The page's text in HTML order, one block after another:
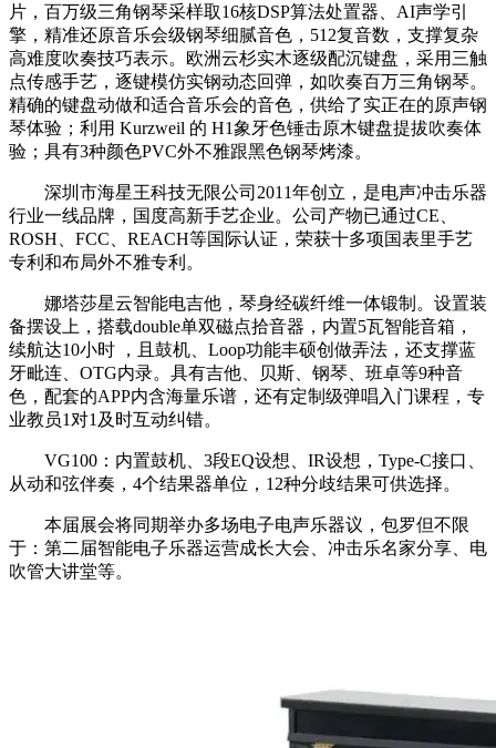
片，百万级三角钢琴采样取16核DSP算法处置器、AI声学引
擎，精准还原音乐会级钢琴细腻音色，512复音数，支撑复杂
高难度吹奏技巧表示。欧洲云杉实木逐级配沉键盘，采用三触
点传感手艺，逐键模仿实钢动态回弹，如吹奏百万三角钢琴。
精确的键盘动做和适合音乐会的音色，供给了实正在的原声钢
琴体验；利用 Kurzweil 的 H1象牙色锤击原木键盘提拔吹奏体
验；具有3种颜色PVC外不雅跟黑色钢琴烤漆。
深圳市海星王科技无限公司2011年创立，是电声冲击乐器
行业一线品牌，国度高新手艺企业。公司产物已通过CE、
ROSH、FCC、REACH等国际认证，荣获十多项国表里手艺
专利和布局外不雅专利。
娜塔莎星云智能电吉他，琴身经碳纤维一体锻制。设置装
备摆设上，搭载double单双磁点拾音器，内置5瓦智能音箱，
续航达10小时 ，且鼓机、Loop功能丰硕创做弄法，还支撑蓝
牙毗连、OTG内录。具有吉他、贝斯、钢琴、班卓等9种音
色，配套的APP内含海量乐谱，还有定制级弹唱入门课程，专
业教员1对1及时互动纠错。
VG100：内置鼓机、3段EQ设想、IR设想，Type-C接口、
从动和弦伴奏，4个结果器单位，12种分歧结果可供选择。
本届展会将同期举办多场电子电声乐器议，包罗但不限
于：第二届智能电子乐器运营成长大会、冲击乐名家分享、电
吹管大讲堂等。